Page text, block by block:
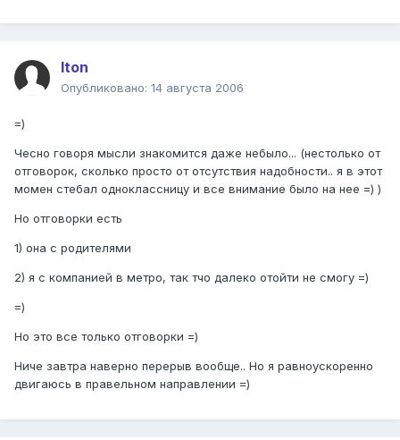
Iton
Опубликовано: 14 августа 2006
=)
Чесно говоря мысли знакомится даже небыло... (нестолько от
отговорок, сколько просто от отсутствия надобности.. я в этот
момен стебал одноклассницу и все внимание было на нее =) )
Но отговорки есть
1) она с родителями
2) я с компанией в метро, так тчо далеко отойти не смогу =)
=)
Но это все только отговорки =)
Ниче завтра наверно перерыв вообще.. Но я равноускоренно
двигаюсь в правельном направлении =)